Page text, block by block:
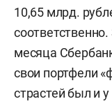
10,65 млрд.
соответственно.
месяца
свои портфели
страстей был и